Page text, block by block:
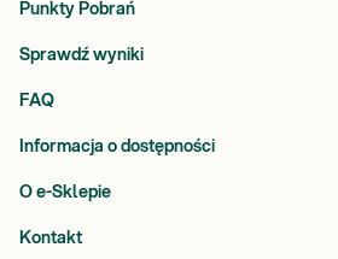
Punkty Pobrań
Sprawdź wyniki
FAQ
Informacja o dostępności
O e-Sklepie
Kontakt